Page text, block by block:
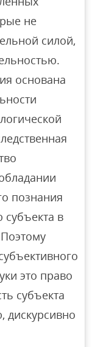
не
силой,
основана
познания
в
это право
субъекта
дискурсивно